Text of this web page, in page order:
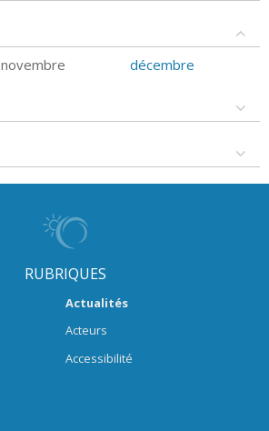
novembre décembre
RUBRIQUES
Actualités
Acteurs
Accessibilité